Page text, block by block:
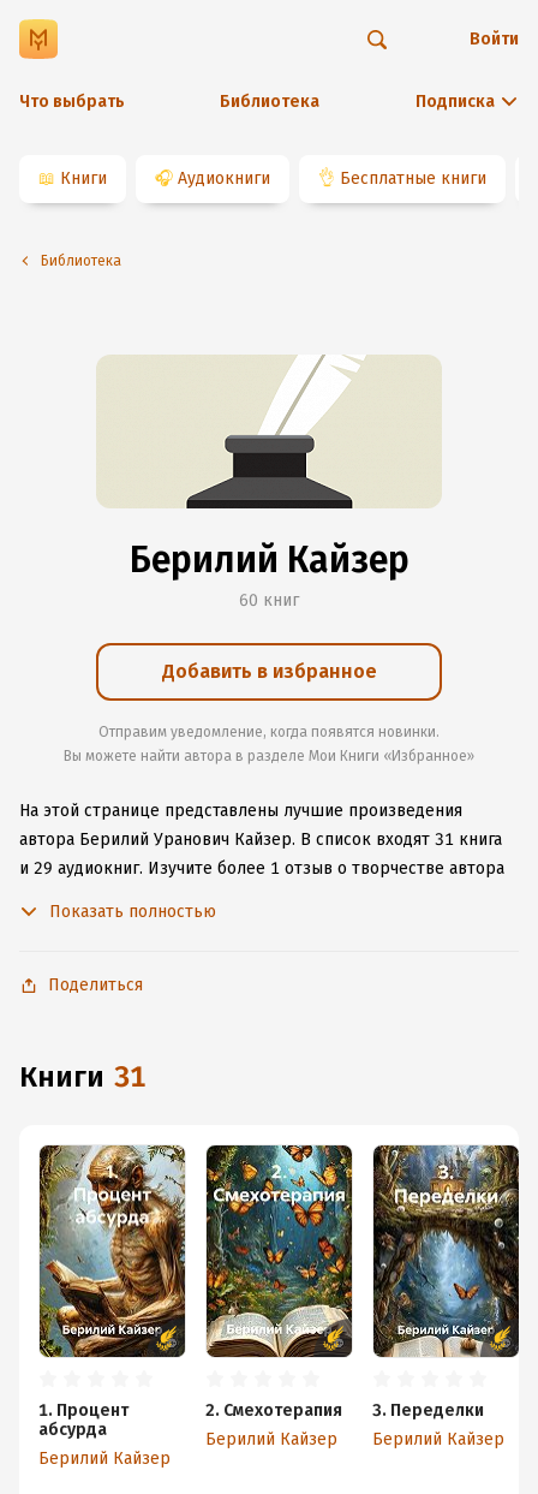
Что выбрать Библиотека Подписка
Войти
📖 Книги 🎧 Аудиокниги 👌 Бесплатные книги
Библиотека
Берилий Кайзер
60 книг
Добавить в избранное
Отправим уведомление, когда появятся новинки.
Вы можете найти автора в разделе Мои Книги «Избранное»
На этой странице представлены лучшие произведения
автора Берилий Уранович Кайзер. В список входят 31 книга
и 29 аудиокниг. Изучите более 1 отзыв о творчестве автора
с любимыми произведениями даже без подключения
Показать полностью
Поделиться
книги 31
1. Процент
абсурда
Берилий Кайзер
2. Смехотерапия
Берилий Кайзер
3. Переделки
Берилий Кайзер